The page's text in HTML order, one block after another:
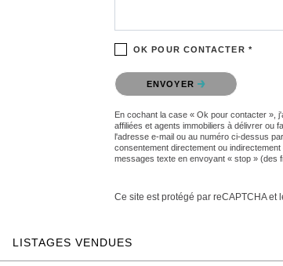
OK POUR CONTACTER *
Veuillez confirmer que vous n'êtes
ENVOYER
En cochant la case « Ok pour contacter »,
affiliées et agents immobiliers à délivrer ou
l'adresse e-mail ou au numéro ci-dessus
consentement directement ou
messages texte en envoyant « stop » (des
Ce site est protégé par reCAPTCHA et
LISTAGES VENDUES